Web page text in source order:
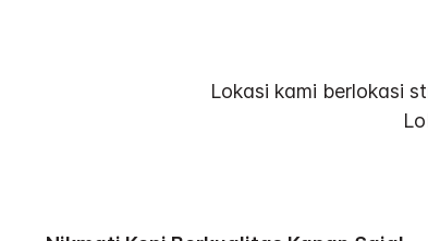
Lokasi kami berlokasi